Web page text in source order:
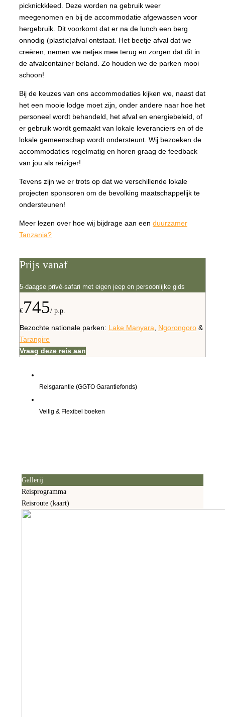
picknickkleed. Deze worden na gebruik weer
meegenomen en bij de accommodatie afgewassen voor
hergebruik. Dit voorkomt dat er na de lunch een berg
onnodig (plastic)afval ontstaat. Het beetje afval dat we
creëren, nemen we netjes mee terug en zorgen dat dit in
de afvalcontainer beland. Zo houden we de parken mooi
schoon!
Bij de keuzes van ons accommodaties kijken we, naast dat
het een mooie lodge moet zijn, onder andere naar hoe het
personeel wordt behandeld, het afval en energiebeleid, of
er gebruik wordt gemaakt van lokale leveranciers en of de
lokale gemeenschap wordt ondersteunt. Wij bezoeken de
accommodaties regelmatig en horen graag de feedback
van jou als reiziger!
Tevens zijn we er trots op dat we verschillende lokale
projecten sponsoren om de bevolking maatschappelijk te
ondersteunen!
Meer lezen over hoe wij bijdrage aan een duurzamer
Tanzania?
Prijs vanaf
5-daagse privé-safari met eigen jeep en persoonlijke gids
€745/ p.p.
Bezochte nationale parken: Lake Manyara Ngorongoro &
Tarangire
Vraag deze reis aan
Reisgarantie (GGTO Garantiefonds)
Veilig & Flexibel boeken
Gallerij
Reisprogramma
Reisroute (kaart)